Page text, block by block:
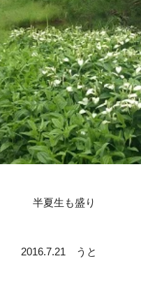
半夏生も盛り
2016.7.21 うと